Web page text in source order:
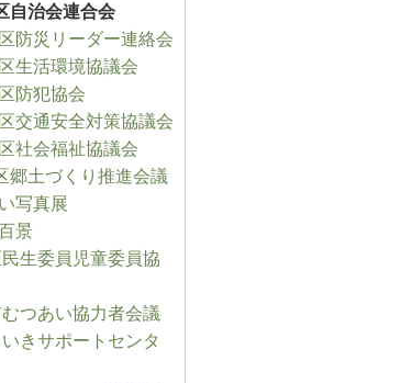
自治会連合会
防災リーダー連絡会
生活環境協議会
防犯協会
交通安全対策協議会
社会福祉協議会
郷土づくり推進会議
写真展
景
生委員児童委員協
つあい協力者会議
きサポートセンタ